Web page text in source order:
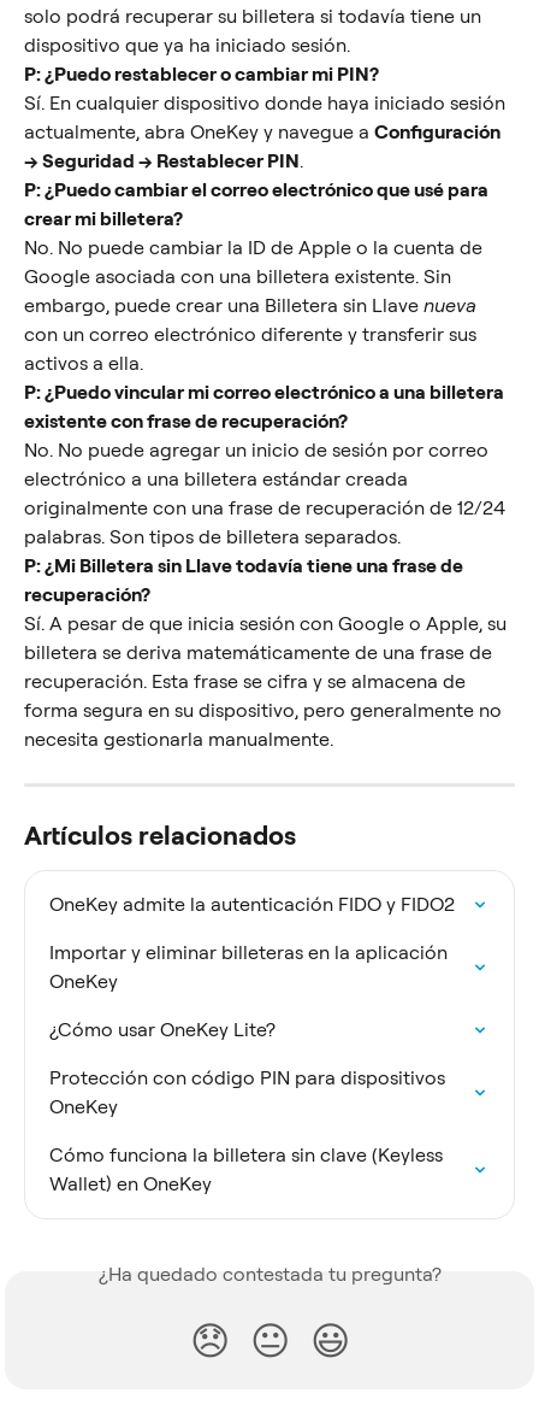
solo podrá recuperar su billetera si todavía tiene un
dispositivo que ya ha iniciado sesión.
P: ¿Puedo restablecer o cambiar mi PIN?
Sí. En cualquier dispositivo donde haya iniciado sesión
actualmente, abra OneKey y navegue a Configuración
→ Seguridad → Restablecer PIN.
P: ¿Puedo cambiar el correo electrónico que usé para
crear mi billetera?
No. No puede cambiar la ID de Apple o la cuenta de
Google asociada con una billetera existente. Sin
embargo, puede crear una Billetera sin Llave nueva
con un correo electrónico diferente y transferir sus
activos a ella.
P: ¿Puedo vincular mi correo electrónico a una billetera
existente con frase de recuperación?
No. No puede agregar un inicio de sesión por correo
electrónico a una billetera estándar creada
originalmente con una frase de recuperación de 12/24
palabras. Son tipos de billetera separados.
P: ¿Mi Billetera sin Llave todavía tiene una frase de
recuperación?
Sí. A pesar de que inicia sesión con Google o Apple, su
billetera se deriva matemáticamente de una frase de
recuperación. Esta frase se cifra y se almacena de
forma segura en su dispositivo, pero generalmente no
necesita gestionarla manualmente.
Artículos relacionados
OneKey admite la autenticación FIDO y FIDO2
Importar y eliminar billeteras en la aplicación
OneKey
¿Cómo usar OneKey Lite?
Protección con código PIN para dispositivos
OneKey
Cómo funciona la billetera sin clave (Keyless
Wallet) en OneKey
¿Ha quedado contestada tu pregunta?
😞 😐 😃